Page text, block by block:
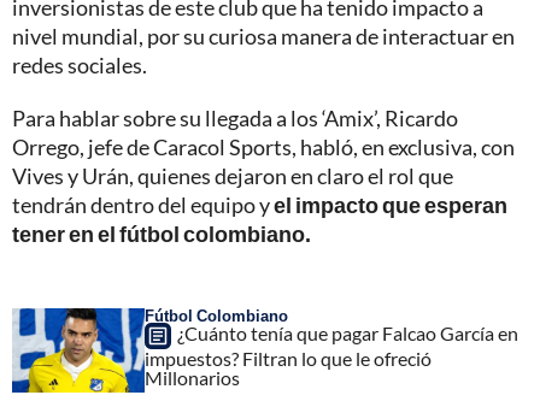
inversionistas de este club que ha tenido impacto a
nivel mundial, por su curiosa manera de interactuar en
redes sociales.
Para hablar sobre su llegada a los ‘Amix’, Ricardo
Orrego, jefe de Caracol Sports, habló, en exclusiva, con
Vives y Urán, quienes dejaron en claro el rol que
tendrán dentro del equipo yel impacto que esperan
tener en el fútbol colombiano.
Fútbol Colombiano
¿Cuánto tenía que pagar Falcao García en
impuestos? Filtran lo que le ofreció
Millonarios